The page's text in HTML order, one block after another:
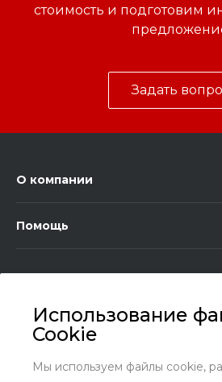
Использование
Cookie
Мы используем файлы cookie,
стоимость и подготовим
Задать
О компании
Помощь